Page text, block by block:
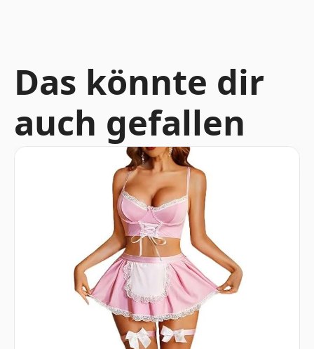
Das könnte dir
auch gefallen